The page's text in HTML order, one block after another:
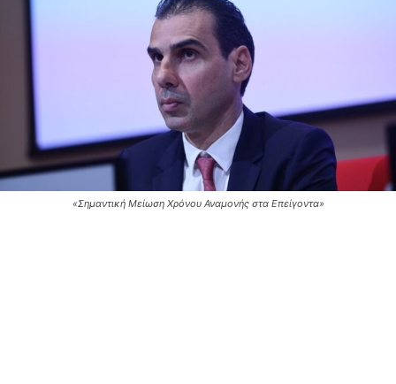
«Σημαντική Μείωση Χρόνου Αναμονής στα Επείγοντα»